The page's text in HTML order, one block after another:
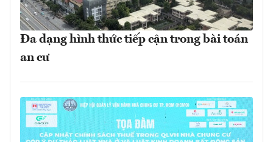
Đa dạng hình thức tiếp cận trong bài toán
an cư